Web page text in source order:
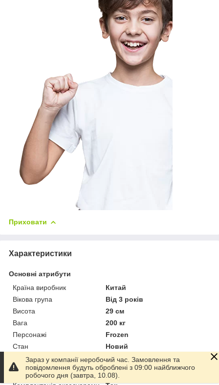
Приховати
Характеристики
Основні атрибути
Країна виробник
Китай
Вікова група
Від 3 років
Висота
29 см
Вага
200 кг
Персонажі
Frozen
Стан
Новий
Основні
Тип
Лялька
Зараз у компанії неробочий час. Замовлення та
повідомлення будуть оброблені з 09:00 найближчого
робочого дня (завтра, 10.08).